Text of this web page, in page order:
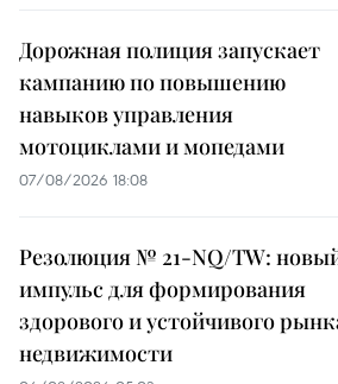
Дорожная полиция запускает
кампанию по повышению
навыков управления
мотоциклами и мопедами
07/08/2026 18:08
Резолюция № 21-NQ/TW:
импульс для формирования
здорового и устойчивого
недвижимости